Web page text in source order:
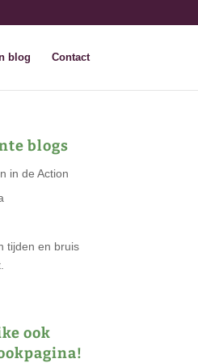
blog Contact
blogs
in de Action
tijden en bruis
ook